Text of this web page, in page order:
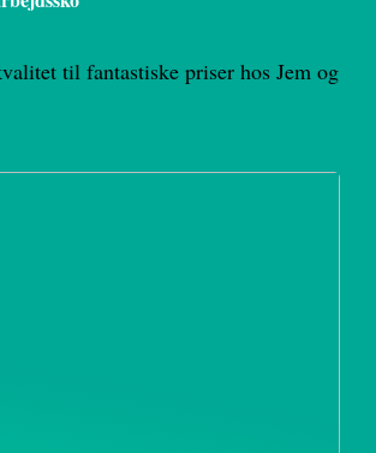
til fantastiske priser hos Jem og